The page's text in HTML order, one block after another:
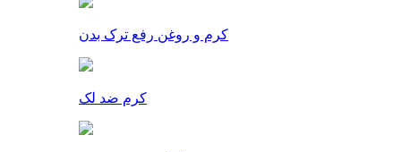
کرم و روغن رفع ترک بدن
کرم ضد لک